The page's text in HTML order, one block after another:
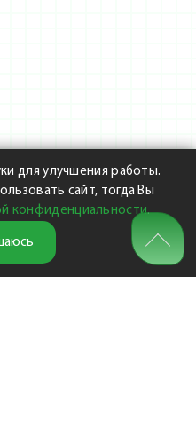
для улучшения работы.
сайт, тогда Вы
конфиденциальности.